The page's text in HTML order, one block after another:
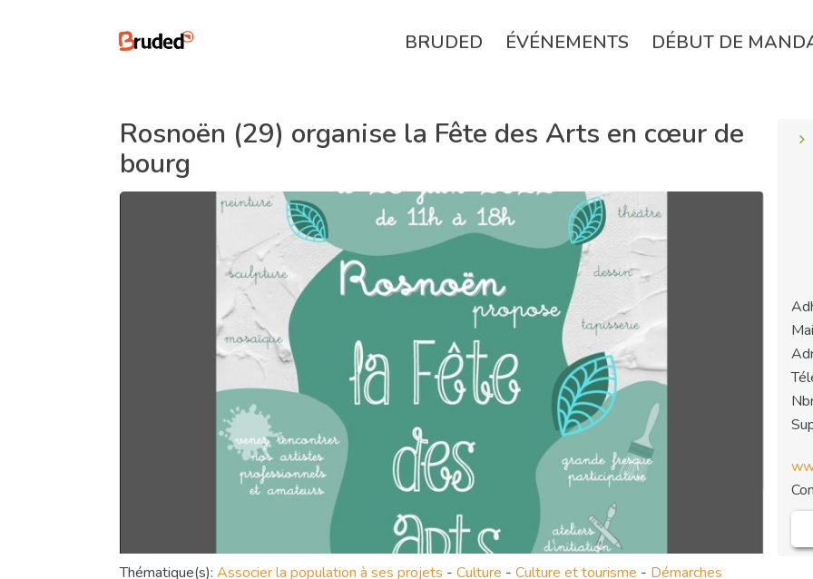
BRUDED ÉVÉNEMENTS DÉBUT DE
Rosnoën (29) organise la Fête des Arts en cœur de
bourg
Thématique(s): Associer la population à ses projets - Culture - Culture et tourisme - Démarches